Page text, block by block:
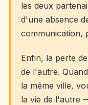
les deux
d'une absence
communication,
Enfin, la perte
de l'autre.
la même ville,
la vie de l'autre